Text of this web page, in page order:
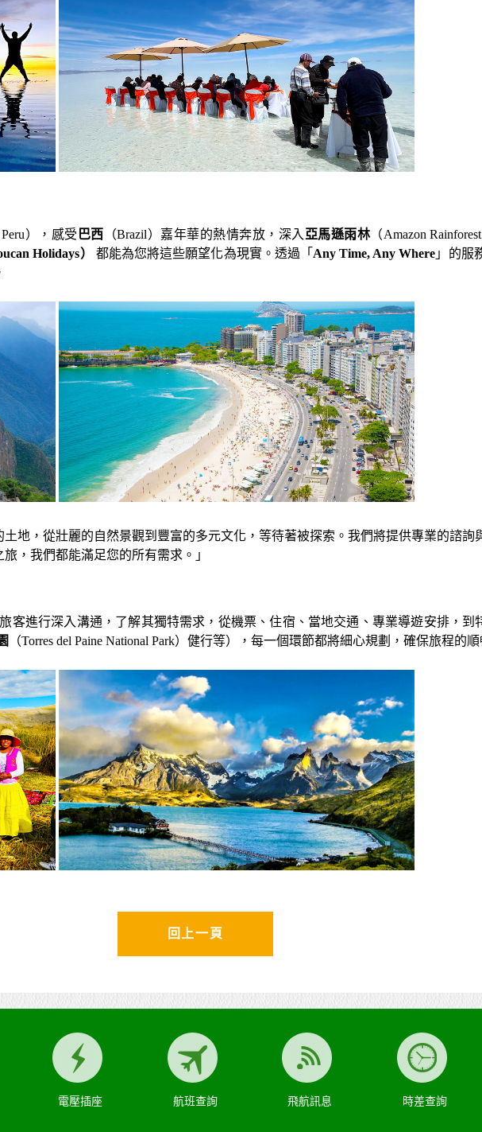
Peru），感受 巴西 （Brazil）嘉年華的熱情奔放，深入 亞馬遜雨林（Amazon
Holidays） 都能為您將這些願望化為現實。透過「 Any Time, Any Where 」的服
地，從壯麗的自然景觀到豐富的多元文化，等待著被探索。我們將提供專業的諮詢
，我們都能滿足您的所有需求。」
客進行深入溝通，了解其獨特需求，從機票、住宿、當地交通、專業導遊安排，到
（Torres del Paine National Park）健行等），每一個環節都將細心規劃，確保旅程的
回上一頁
電壓插座 航班查詢 飛航訊息 時差查詢